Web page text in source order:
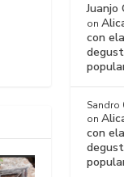
on
con
Sandro
on
con